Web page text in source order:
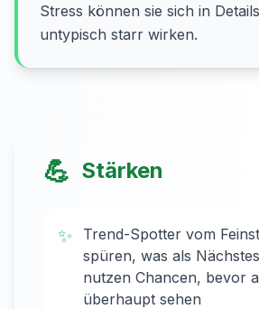
Stress können sie sich in
untypisch starr wirken.
💪 Stärken
✨
Trend-Spotter vom
spüren, was als
nutzen Chancen, bevor
überhaupt sehen